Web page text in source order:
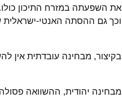
את השפעתה במזרח התיכון
וכך גם ההסתה האנטי-ישראלית
בקיצור, מבחינה עובדתית אין
מבחינה יהודית, ההשוואה פסולה